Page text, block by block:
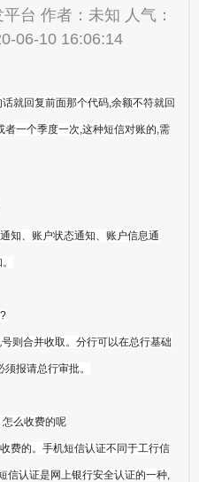
台 作者：未知 人气：
06-10 16:06:14
就回复前面那个代码,余额不符就回
者一个季度一次,这种短信对账的,需
知、账户状态通知、账户信息通
则合并收取。分行可以在总行基础
报请总行审批。
么收费的呢
费的。手机短信认证不同于工行信
信认证是网上银行安全认证的一种,